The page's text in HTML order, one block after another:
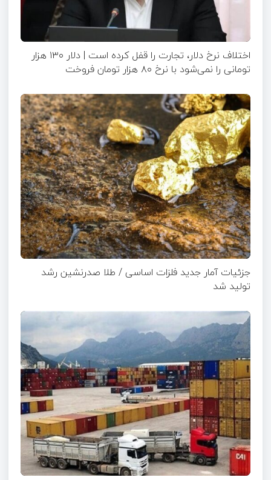
اختلاف نرخ دلار، تجارت را قفل کرده است | دلار ۱۳۰ هزار
تومانی را نمی‌شود با نرخ ۸۰ هزار تومان فروخت
جزئیات آمار جدید فلزات اساسی / طلا صدرنشین رشد
تولید شد